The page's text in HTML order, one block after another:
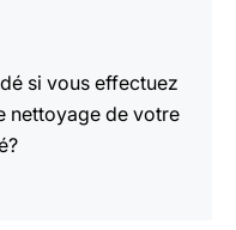
si vous effectuez
nettoyage de votre